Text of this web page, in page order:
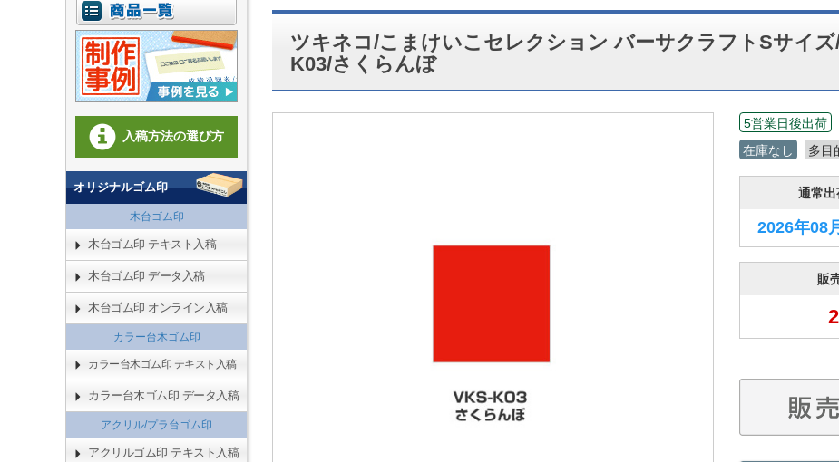
ツキネコ/こまけいこセレクション バーサクラフトSサイ
K03/さくらんぼ
5営業日後出荷
在庫なし
多目
通常出
2026年08
販
入稿方法の選び方
オリジナルゴム印
木台ゴム印
木台ゴム印 テキスト入稿
木台ゴム印 データ入稿
木台ゴム印 オンライン入稿
カラー台木ゴム印
カラー台木ゴム印 テキスト入稿
カラー台木ゴム印 データ入稿
アクリル/プラ台ゴム印
アクリルゴム印 テキスト入稿